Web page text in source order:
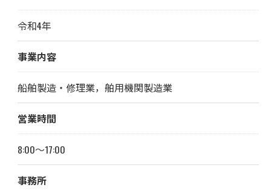
令和4年
事業内容
船舶製造・修理業，舶用機関製造業
営業時間
8:00～17:00
事務所